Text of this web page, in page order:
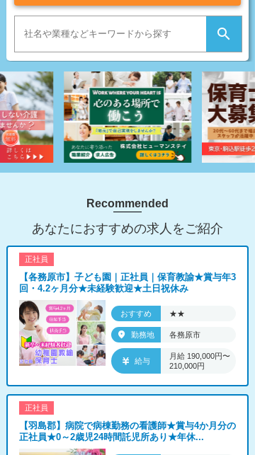

Recommended
あなたにおすすめの求人をご紹介
正社員
【各務原市】子ども園｜正社員｜保育教諭★賞与年3
回・4.2ヶ月分★未経験歓迎★土日祝休み
おすすめ ★★
勤務地 各務原市
給与
月給 190,000円〜
210,000円
正社員
【羽島郡】病院で病棟勤務の看護師★賞与4か月分の
正社員★0～2歳児24時間託児所あり★年休...